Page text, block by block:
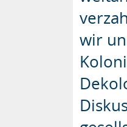
wir